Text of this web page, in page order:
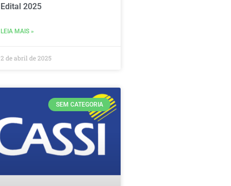
Edital 2025
LEIA MAIS »
2 de abril de 2025
SEM CATEGORIA